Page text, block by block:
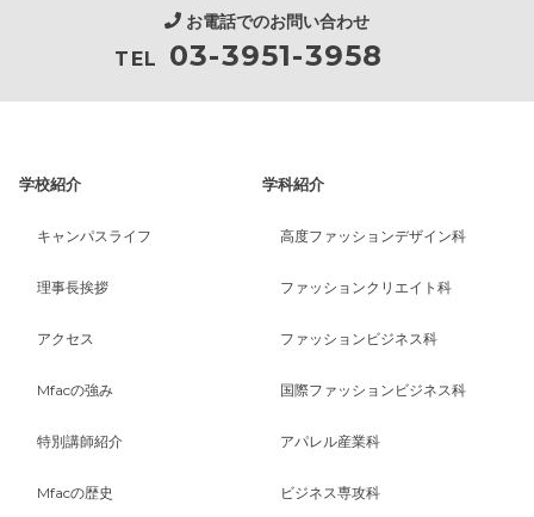
お電話でのお問い合わせ
TEL 03-3951-3958
学校紹介
キャンパスライフ
理事長挨拶
アクセス
Mfacの強み
特別講師紹介
Mfacの歴史
学科紹介
高度ファッションデザイン科
ファッションクリエイト科
ファッションビジネス科
国際ファッションビジネス科
アパレル産業科
ビジネス専攻科